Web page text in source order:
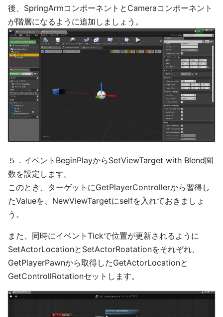
後、SpringArmコンポーネントとCameraコンポーネント
が階層になるように追加しましょう。
５．イベントBeginPlayからSetViewTarget with Blend関
数を設定します。
このとき、ターゲットにGetPlayerControllerから習得し
たValueを、NewViewTargetにselfを入れておきましょ
う。
また、同時にイベントTickで位置が更新されるように
SetActorLocationとSetActorRoatationをそれぞれ、
GetPlayerPawnから取得したGetActorLocationと
GetControllRotationセットします。